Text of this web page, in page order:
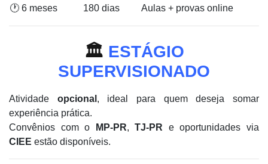
🕐 6 meses
180 dias Aulas + provas online
🏛️ ESTÁGIO
SUPERVISIONADO
Atividade opcional , ideal para quem deseja somar
experiência prática.
Convênios com o
MP-PR,TJ-PR e oportunidades via
CIEE estão disponíveis.